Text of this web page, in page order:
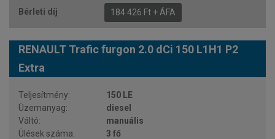
184 426 Ft + ÁFA
RENAULT Trafic furgon 2.0 dCi 150 L1H1 P2
Extra
150 LE
diesel
manuális
3 fő